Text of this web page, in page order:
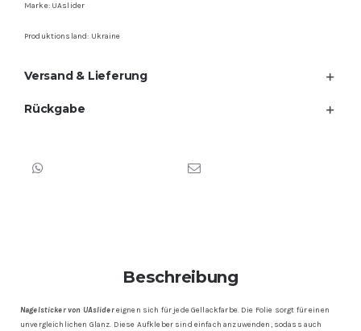
Marke: UAslider
Produktionsland: Ukraine
Versand & Lieferung
Rückgabe
Beschreibung
Nagelsticker von UAslidereignen sich für jede Gellackfarbe. Die Folie sorgt für einen
unvergleichlichen Glanz. Diese Aufkleber sind einfach anzuwenden, sodass auch